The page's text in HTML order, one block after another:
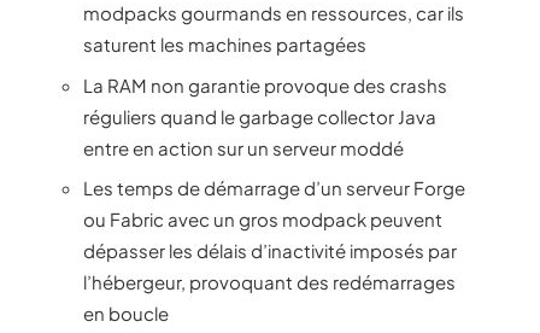
modpacks gourmands en ressources, car ils
saturent les machines partagées
La RAM non garantie provoque des crashs
réguliers quand le garbage collector Java
entre en action sur un serveur moddé
Les temps de démarrage d’un serveur Forge
ou Fabric avec un gros modpack peuvent
dépasser les délais d’inactivité imposés par
l’hébergeur, provoquant des redémarrages
en boucle